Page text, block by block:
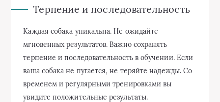
Терпение и последовательность
Каждая собака уникальна. Не ожидайте
мгновенных результатов. Важно сохранять
терпение и последовательность в обучении. Если
ваша собака не пугается, не теряйте надежды. Со
временем и регулярными тренировками вы
увидите положительные результаты.